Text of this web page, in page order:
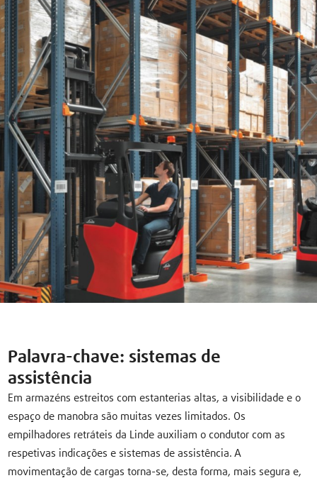
Palavra-chave: sistemas de
assistência
Em armazéns estreitos com estanterias altas, a visibilidade e o
espaço de manobra são muitas vezes limitados. Os
empilhadores retráteis da Linde auxiliam o condutor com as
respetivas indicações e sistemas de assistência. A
movimentação de cargas torna-se, desta forma, mais segura e,